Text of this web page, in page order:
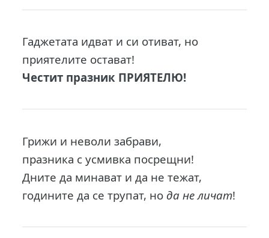
Гаджетата идват и си отиват, но
приятелите остават!
Честит празник ПРИЯТЕЛЮ!
Грижи и неволи забрави,
празника с усмивка посрещни!
Дните да минават и да не тежат,
годините да се трупат, но да не личат!